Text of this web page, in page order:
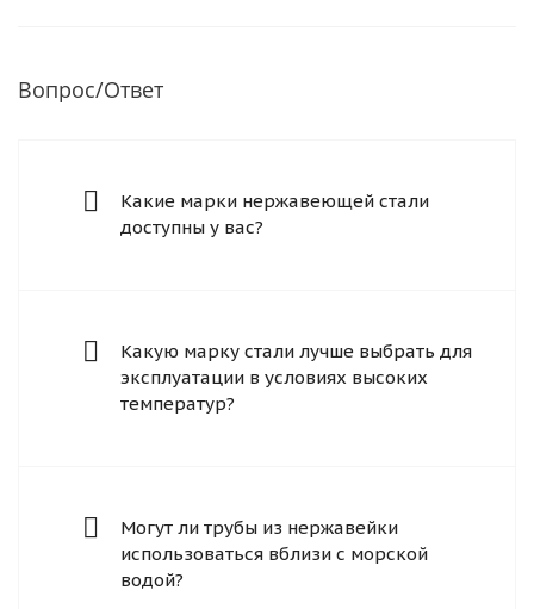
Вопрос/Ответ
Какие марки нержавеющей стали
доступны у вас?
Какую марку стали лучше выбрать для
эксплуатации в условиях высоких
температур?
Могут ли трубы из нержавейки
использоваться вблизи с морской
водой?